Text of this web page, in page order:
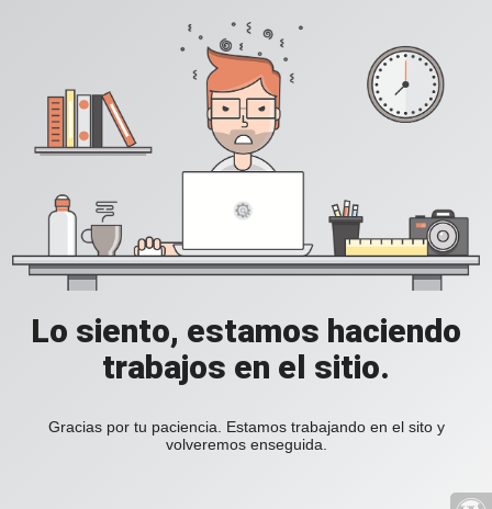
Lo siento, estamos haciendo
trabajos en el sitio.
Gracias por tu paciencia. Estamos trabajando en el sito y
volveremos enseguida.